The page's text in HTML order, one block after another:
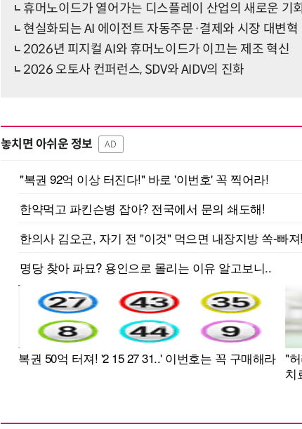
휴머노이드가 열어가는 디스플레이 산업의 새로운 기회
현실화되는 AI 에이전트 자동주문·결제와 시장 대변혁
2026년 피지컬 AI와 휴머노이드가 이끄는 제조 혁신
2026 오토사 컨퍼런스, SDV와 AIDV의 진화
놓치면 아쉬운 정보 AD